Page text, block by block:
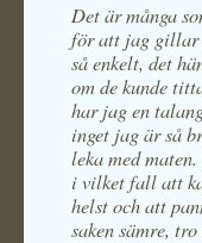
Det är många
för att jag gillar
så enkelt, det
om de kunde
har jag en
inget jag är så
leka med maten.
i vilket fall att
helst och att
saken sämre,